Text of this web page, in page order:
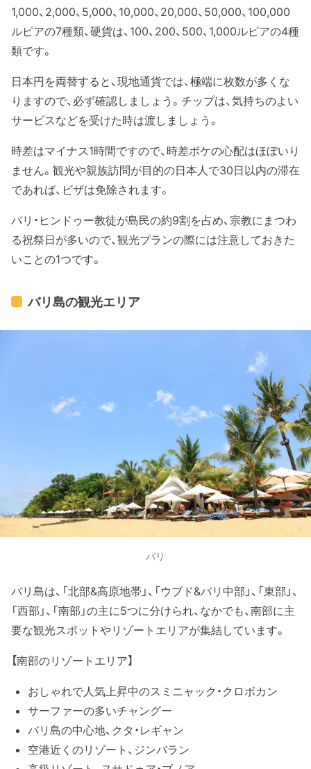
1,000、2,000、5,000、10,000、20,000、50,000、100,000
ルピアの7種類、硬貨は、100、200、500、1,000ルピアの4種
類です。
日本円を両替すると、現地通貨では、極端に枚数が多くな
りますので、必ず確認しましょう。チップは、気持ちのよい
サービスなどを受けた時は渡しましょう。
時差はマイナス1時間ですので、時差ボケの心配はほぼいり
ません。観光や親族訪問が目的の日本人で30日以内の滞在
であれば、ビザは免除されます。
バリ・ヒンドゥー教徒が島民の約9割を占め、宗教にまつわ
る祝祭日が多いので、観光プランの際には注意しておきた
いことの1つです。
バリ島の観光エリア
バリ
バリ島は、「北部&高原地帯」、「ウブド&バリ中部」、「東部」、
「西部」、「南部」の主に5つに分けられ、なかでも、南部に主
要な観光スポットやリゾートエリアが集結しています。
【南部のリゾートエリア】
おしゃれで人気上昇中のスミニャック・クロボカン
サーファーの多いチャングー
バリ島の中心地、クタ・レギャン
空港近くのリゾート、ジンバラン